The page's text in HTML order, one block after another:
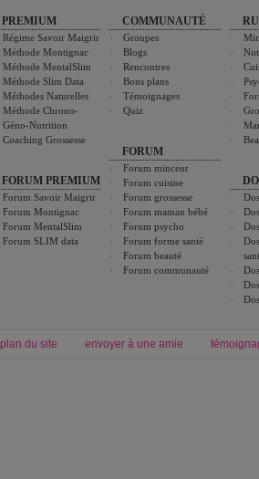
PREMIUM
Régime Savoir Maigrir
Méthode Montignac
Méthode MentalSlim
Méthode Slim Data
Méthodes Naturelles
Méthode Chrono-
Géno-Nutrition
Coaching Grossesse
FORUM PREMIUM
Forum Savoir Maigrir
Forum Montignac
Forum MentalSlim
Forum SLIM data
COMMUNAUTÉ
Groupes
Blogs
Rencontres
Bons plans
Témoignages
Quiz
FORUM
Forum minceur
Forum cuisine
Forum grossesse
Forum maman bébé
Forum psycho
Forum forme santé
Forum beauté
Forum communauté
plan du site envoyer à une amie